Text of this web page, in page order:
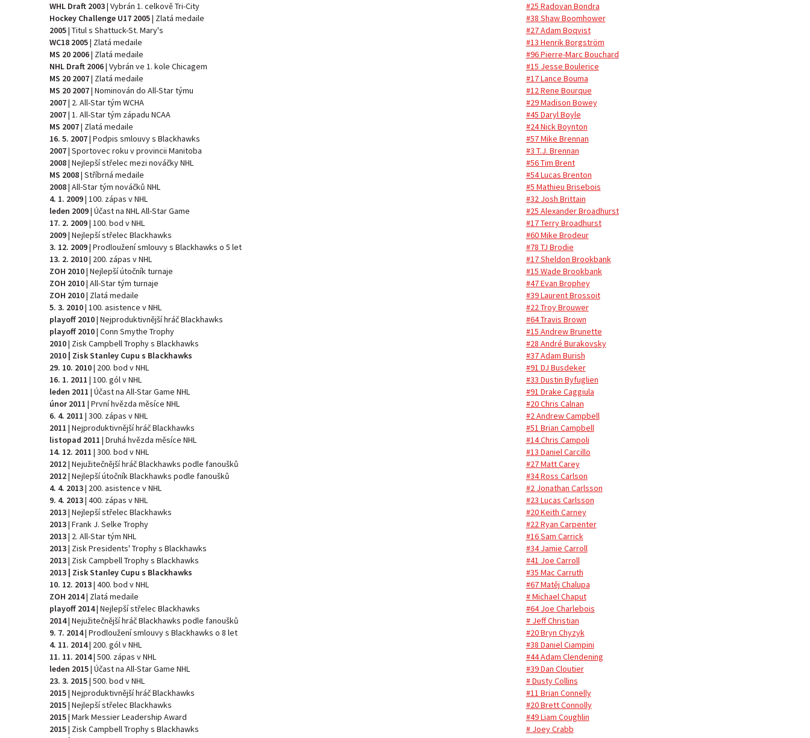
WHL Draft 2003| Vybrán 1. celkově Tri-City
Hockey Challenge U17 2005| Zlatá medaile
2005| Titul s Shattuck-St. Mary's
WC18 2005| Zlatá medaile
MS 20 2006| Zlatá medaile
NHL Draft 2006| Vybrán ve 1. kole Chicagem
MS 20 2007| Zlatá medaile
MS 20 2007| Nominován do All-Star týmu
2007| 2. All-Star tým WCHA
2007| 1. All-Star tým západu NCAA
MS 2007| Zlatá medaile
16. 5. 2007| Podpis smlouvy s Blackhawks
2007| Sportovec roku v provincii Manitoba
2008| Nejlepší střelec mezi nováčky NHL
MS 2008| Stříbrná medaile
2008| All-Star tým nováčků NHL
4. 1. 2009| 100. zápas v NHL
leden 2009| Účast na NHL All-Star Game
17. 2. 2009| 100. bod v NHL
2009| Nejlepší střelec Blackhawks
3. 12. 2009| Prodloužení smlouvy s Blackhawks o 5 let
13. 2. 2010| 200. zápas v NHL
ZOH 2010| Nejlepší útočník turnaje
ZOH 2010| All-Star tým turnaje
ZOH 2010| Zlatá medaile
5. 3. 2010| 100. asistence v NHL
playoff 2010| Nejproduktivnější hráč Blackhawks
playoff 2010| Conn Smythe Trophy
2010| Zisk Campbell Trophy s Blackhawks
2010 | Zisk Stanley Cupu s Blackhawks
29. 10. 2010| 200. bod v NHL
16. 1. 2011 | 100. gól v NHL
leden 2011 | Účast na All-Star Game NHL
únor 2011 | První hvězda měsíce NHL
6. 4. 2011 | 300. zápas v NHL
2011 | Nejproduktivnější hráč Blackhawks
listopad 2011 | Druhá hvězda měsíce NHL
14. 12. 2011 | 300. bod v NHL
2012| Nejužitečnější hráč Blackhawks podle fanoušků
2012| Nejlepší útočník Blackhawks podle fanoušků
4. 4. 2013| 200. asistence v NHL
9. 4. 2013| 400. zápas v NHL
2013| Nejlepší střelec Blackhawks
2013| Frank J. Selke Trophy
2013| 2. All-Star tým NHL
2013| Zisk Presidents' Trophy s Blackhawks
2013| Zisk Campbell Trophy s Blackhawks
2013 | Zisk Stanley Cupu s Blackhawks
10. 12. 2013| 400. bod v NHL
ZOH 2014| Zlatá medaile
playoff 2014| Nejlepší střelec Blackhawks
2014| Nejužitečnější hráč Blackhawks podle fanoušků
9. 7. 2014| Prodloužení smlouvy s Blackhawks o 8 let
4. 11. 2014| 200. gól v NHL
11. 11. 2014| 500. zápas v NHL
leden 2015| Účast na All-Star Game NHL
23. 3. 2015| 500. bod v NHL
2015| Nejproduktivnější hráč Blackhawks
2015| Nejlepší střelec Blackhawks
2015| Mark Messier Leadership Award
2015| Zisk Campbell Trophy s Blackhawks
#25 Radovan Bondra
#38 Shaw Boomhower
#27 Adam Boqvist
#13 Henrik Borgström
#96 Pierre-Marc Bouchard
#15 Jesse Boulerice
#17 Lance Bouma
#12 Rene Bourque
#29 Madison Bowey
#45 Daryl Boyle
#24 Nick Boynton
#57 Mike Brennan
#3 T.J. Brennan
#56 Tim Brent
#54 Lucas Brenton
#5 Mathieu Brisebois
#32 Josh Brittain
#25 Alexander Broadhurst
#17 Terry Broadhurst
#60 Mike Brodeur
#78 TJ Brodie
#17 Sheldon Brookbank
#15 Wade Brookbank
#47 Evan Brophey
#39 Laurent Brossoit
#22 Troy Brouwer
#64 Travis Brown
#15 Andrew Brunette
#28 André Burakovsky
#37 Adam Burish
#91 DJ Busdeker
#33 Dustin Byfuglien
#91 Drake Caggiula
#20 Chris Calnan
#2 Andrew Campbell
#51 Brian Campbell
#14 Chris Campoli
#13 Daniel Carcillo
#27 Matt Carey
#34 Ross Carlson
#2 Jonathan Carlsson
#23 Lucas Carlsson
#20 Keith Carney
#22 Ryan Carpenter
#16 Sam Carrick
#34 Jamie Carroll
#41 Joe Carroll
#35 Mac Carruth
#67 Matěj Chalupa
# Michael Chaput
#64 Joe Charlebois
# Jeff Christian
#20 Bryn Chyzyk
#38 Daniel Ciampini
#44 Adam Clendening
#39 Dan Cloutier
# Dusty Collins
#11 Brian Connelly
#20 Brett Connolly
#49 Liam Coughlin
# Joey Crabb